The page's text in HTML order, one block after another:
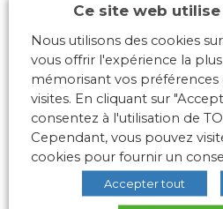
Ce site web
Nous utilisons des cookies
vous offrir l'expérience la
mémorisant vos
visites. En cliquant sur
consentez à l'utilisation de
Cependant, vous pouvez
cookies pour fournir un
Accepter tout